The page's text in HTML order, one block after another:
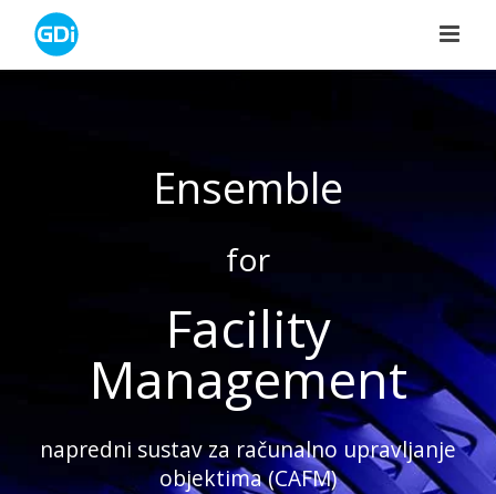
content
Ensemble
for
Facility
Management
napredni sustav za računalno upravljanje
objektima (CAFM)